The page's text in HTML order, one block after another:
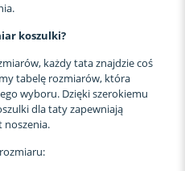
koszulki?
każdy tata znajdzie coś
tabelę rozmiarów, która
wyboru. Dzięki szerokiemu
dla taty zapewniają
noszenia.